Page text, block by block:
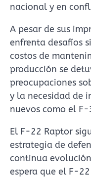
nacional y en
A pesar de sus
enfrenta desafíos
costos de
producción se
preocupaciones
y la necesidad de
nuevos como el
El F-22 Raptor
estrategia de
continua
espera que el F-